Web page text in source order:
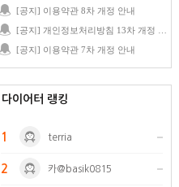
[공지] 이용약관 8차 개정 안내
[공지] 이용약관 7차 개정 안내
다이어터 랭킹
1 terria
2 카@basik0815